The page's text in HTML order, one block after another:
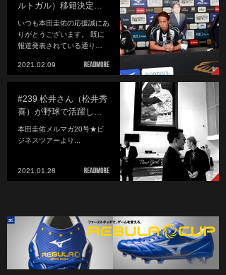
ルトガル）移籍決定…
いつも本田圭佑の応援誠にあ
りがとうございます。 既に
報道発表されている通り…
2021.02.09
#239 松井さん（松井秀
喜）が野球で活躍し…
本田圭佑メルマガ20号★ビ
ジネスツアーより...
2021.01.28